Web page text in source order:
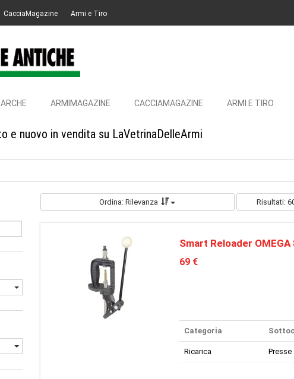
CacciaMagazine Armi e Tiro
ARMIMAGAZINE CACCIAMAGAZINE ARMI E TIRO
e nuovo in vendita su LaVetrinaDelleArmi
Ordina: Rilevanza Risultati:
Smart Reloader OMEGA
69 €
Categoria
Ricarica Presse